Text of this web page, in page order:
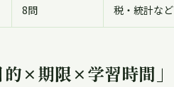
8問 税・統計など
×期限×学習時間」